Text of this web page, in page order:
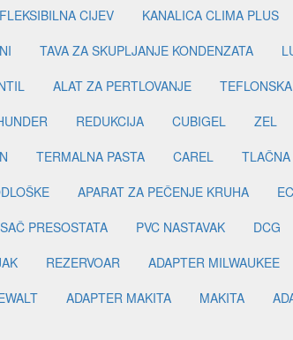
FLEKSIBILNA CIJEV KANALICA CLIMA PLUS
TAVA ZA SKUPLJANJE KONDENZATA
ALAT ZA PERTLOVANJE
REDUKCIJA CUBIGEL ZEL
TERMALNA PASTA CAREL
APARAT ZA PEČENJE KRUHA
PRESOSTATA PVC NASTAVAK DCG
REZERVOAR ADAPTER MILWAUKEE
ADAPTER MAKITA MAKITA